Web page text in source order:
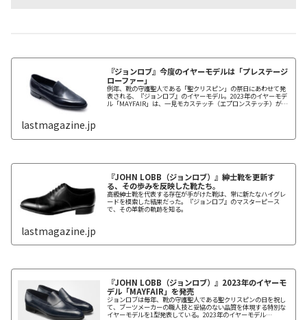
『ジョンロブ』今度のイヤーモデルは「プレステージ
ローファー」
例年、靴の守護聖人である「聖クリスピン」の祭日にあわせて発
表される、『ジョンロブ』のイヤーモデル。2023年のイヤーモデ
ル「MAYFAIR」は、一見モカステッチ（エプロンステッチ）が印
からこそよりユニークな存在といえるだろう。
lastmagazine.jp
『JOHN LOBB（ジョンロブ）』紳士靴を更新す
る、その歩みを反映した靴たち。
高級紳士靴を代表する存在が手がけた靴は、常に新たなハイグレ
ードを模索した結果だった。『ジョンロブ』のマスターピース
で、その革新の軌跡を知る。
lastmagazine.jp
『JOHN LOBB（ジョンロブ）』2023年のイヤーモ
デル「MAYFAIR」を発売
ジョンロブは毎年、靴の守護聖人である聖クリスピンの日を祝し
て、ブーツメーカーの職人技と妥協のない品質を体現する特別な
イヤーモデルを1型発表している。2023年のイヤーモデル